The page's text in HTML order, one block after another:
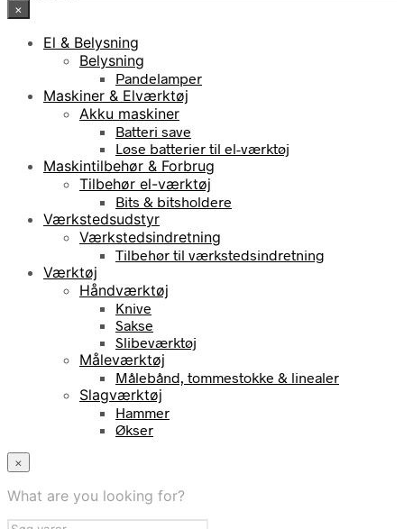
×
El & Belysning
Belysning
Pandelamper
Maskiner & Elværktøj
Akku maskiner
Batteri save
Løse batterier til el-værktøj
Maskintilbehør & Forbrug
Tilbehør el-værktøj
Bits & bitsholdere
Værkstedsudstyr
Værkstedsindretning
Tilbehør til værkstedsindretning
Værktøj
Håndværktøj
Knive
Sakse
Slibeværktøj
Måleværktøj
Målebånd, tommestokke & linealer
Slagværktøj
Hammer
Økser
×
What are you looking for?